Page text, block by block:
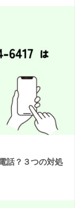
話？３つの対処